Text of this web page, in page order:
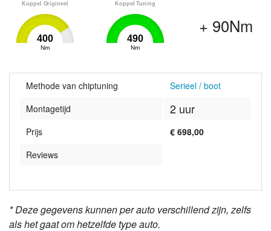
Koppel Origineel
400
Nm
Koppel Tuning
490
Nm
+ 90Nm
Methode van chiptuning
Serieel / boot
Montagetijd
2 uur
Prijs
€ 698,00
Reviews
* Deze gegevens kunnen per auto verschillend zijn, zelfs
als het gaat om hetzelfde type auto.